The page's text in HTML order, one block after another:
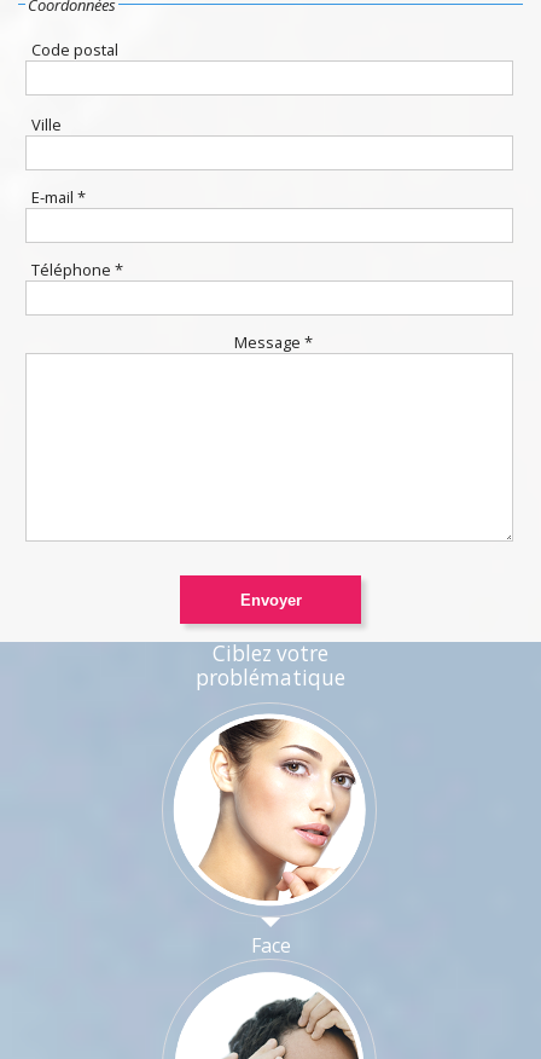
Coordonnées
Code postal
Ville
E-mail *
Téléphone *
Message *
Ciblez votre
problématique
Face